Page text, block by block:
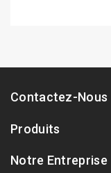
Contactez-Nous
Produits
Notre Entreprise